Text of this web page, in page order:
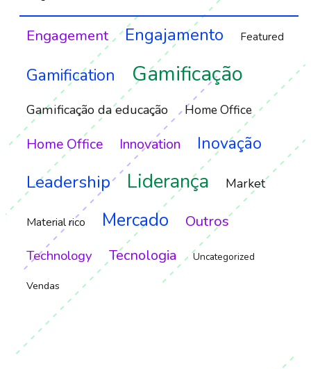
Engagement Engajamento Featured
Gamification Gamificação
Gamificação da educação Home Office
Home Office Innovation Inovação
Leadership Liderança Market
Material rico Mercado Outros
Technology Tecnologia Uncategorized
Vendas